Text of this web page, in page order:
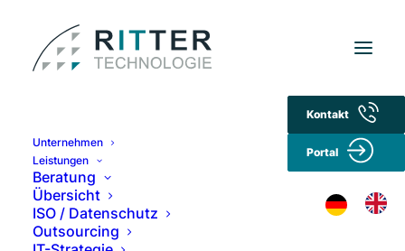
Unternehmen
Leistungen
Beratung
Übersicht
ISO / Datenschutz
Outsourcing
Kontakt
Portal
HORNETSECURITY – IT-
Sicherheit für unsere Kunden –
mit Cloud Security Services,
weltweit und rund um die Uhr